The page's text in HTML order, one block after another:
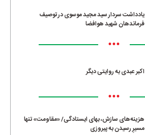
یادداشت سردار سید مجید موسوی در توصیف
فرماندهان شهید هوافضا
•••
اکبر عبدی به روایتی دیگر
•••
هزینه‌های سازش، بهای ایستادگی/ «مقاومت» تنها
مسیرِ رسیدن به پیروزی